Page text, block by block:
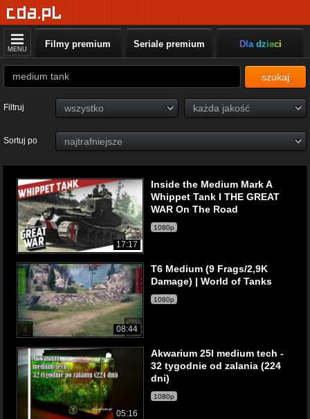
MENU Filmy premium Seriale premium Dla dzieci
szukaj
Filtruj
Sortuj po
17:17
Inside the Medium Mark A
Whippet Tank I THE GREAT
WAR On The Road
1080p
08:44
T6 Medium (9 Frags/2,9K
Damage) | World of Tanks
1080p
05:16
Akwarium 25l medium tech -
32 tygodnie od zalania (224
dni)
1080p